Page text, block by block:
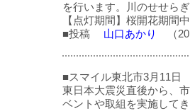
を行います。川のせせら
【点灯期間】桜開花期間
■投稿
山口あかり （
■スマイル東北市3月11日
東日本大震災直後から、
ベントや取組を実施して